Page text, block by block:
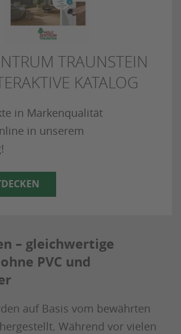
TRAUNSTEIN
KATALOG
in Markenqualität
in unserem
– gleichwertige
PVC und
auf Basis vom bewährten
Während vor vielen